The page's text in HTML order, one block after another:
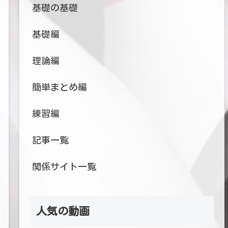
基礎の基礎
基礎編
理論編
簡単まとめ編
練習編
記事一覧
関係サイト一覧
人気の動画